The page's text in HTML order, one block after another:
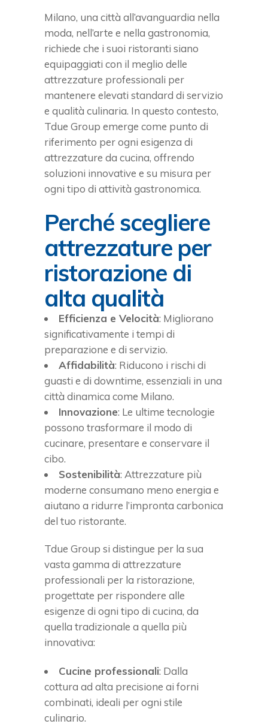
Milano, una città all’avanguardia nella
moda, nell’arte e nella gastronomia,
richiede che i suoi ristoranti siano
equipaggiati con il meglio delle
attrezzature professionali per
mantenere elevati standard di servizio
e qualità culinaria. In questo contesto,
Tdue Group emerge come punto di
riferimento per ogni esigenza di
attrezzature da cucina, offrendo
soluzioni innovative e su misura per
ogni tipo di attività gastronomica.
Perché scegliere
attrezzature per
ristorazione di
alta qualità
Efficienza e Velocità: Migliorano
significativamente i tempi di
preparazione e di servizio.
Affidabilità: Riducono i rischi di
guasti e di downtime, essenziali in una
città dinamica come Milano.
Innovazione: Le ultime tecnologie
possono trasformare il modo di
cucinare, presentare e conservare il
cibo.
Sostenibilità: Attrezzature più
moderne consumano meno energia e
aiutano a ridurre l’impronta carbonica
del tuo ristorante.
Tdue Group si distingue per la sua
vasta gamma di attrezzature
professionali per la ristorazione,
progettate per rispondere alle
esigenze di ogni tipo di cucina, da
quella tradizionale a quella più
innovativa:
Cucine professionali: Dalla
cottura ad alta precisione ai forni
combinati, ideali per ogni stile
culinario.